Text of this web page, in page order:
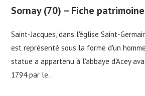
Sornay (70) – Fiche patrimoine
Saint-Jacques, dans l'église Saint-
est représenté sous la forme d'un
statue a appartenu à l'abbaye d'Acey
1794 par le…